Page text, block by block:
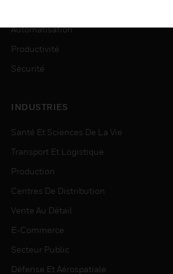
Automatisation
Productivité
Sécurité
INDUSTRIES
Santé Et Sciences De La Vie
Transport Et Logistique
Production
Centres De Distribution
Vente Au Détail
E-Commerce
Secteur Public
Défense Et Aérospatiale